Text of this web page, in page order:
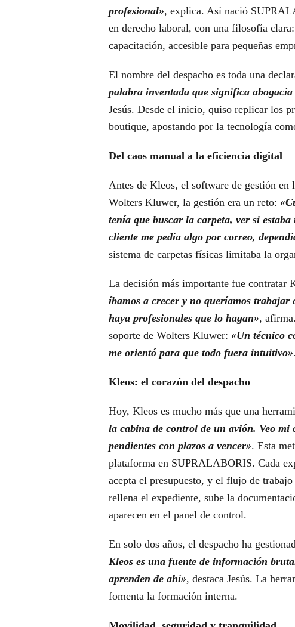
profesional», explica. Así nació
en derecho laboral, con una filosofía
capacitación, accesible para pequeñas
El nombre del despacho es toda una
palabra inventada que significa
Jesús. Desde el inicio, quiso replicar los
boutique, apostando por la tecnología
Del caos manual a la eficiencia digital
Antes de Kleos, el software de gestión en
Wolters Kluwer, la gestión era un reto:
tenía que buscar la carpeta, ver si
cliente me pedía algo por correo,
sistema de carpetas físicas limitaba la
La decisión más importante fue contratar
íbamos a crecer y no queríamos
haya profesionales que lo hagan»,
soporte de Wolters Kluwer: «Un técnico
me orientó para que todo fuera intuitivo».
Kleos: el corazón del despacho
Hoy, Kleos es mucho más que una
la cabina de control de un avión. Veo mi
pendientes con plazos a vencer». Esta
plataforma en SUPRALABORIS. Cada
acepta el presupuesto, y el flujo de
rellena el expediente, sube la
aparecen en el panel de control.
En solo dos años, el despacho ha
Kleos es una fuente de información
aprenden de ahí», destaca Jesús. La
fomenta la formación interna.